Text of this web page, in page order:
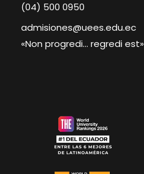
(04) 500 0950
admisiones@uees.edu.ec
«Non progredi… regredi est»